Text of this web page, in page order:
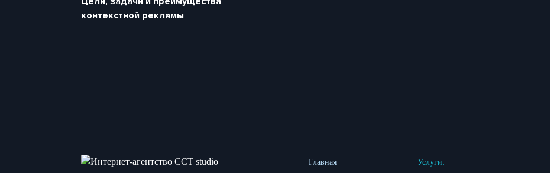
контекстной рекламы
Главная Услуги: